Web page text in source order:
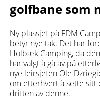
golfbane som
Ny plassjef på FDM
betyr nye tak. Det har
Holbæk Camping, da
har valgt å gå av på
nye leirsjefen Ole
om etterhvert å sette sitt
driften av denne.